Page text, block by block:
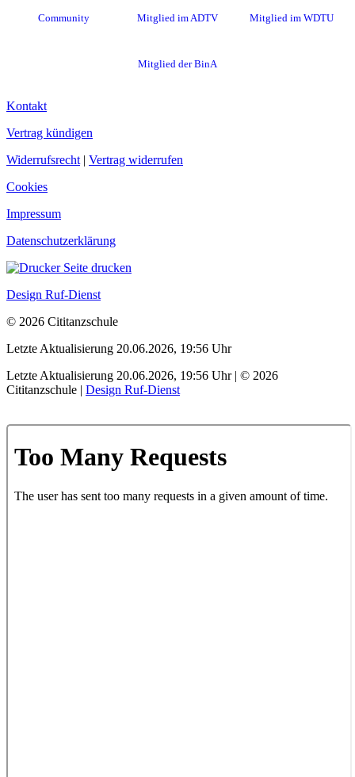
Community Mitglied im ADTV Mitglied im WDTU
Mitglied der BinA
Kontakt
Vertrag kündigen
Widerrufsrecht| Vertrag widerrufen
Cookies
Impressum
Datenschutzerklärung
Seite drucken
Design Ruf-Dienst
© 2026 Cititanzschule
Letzte Aktualisierung 20.06.2026, 19:56 Uhr
Letzte Aktualisierung 20.06.2026, 19:56 Uhr | © 2026
Cititanzschule | Design Ruf-Dienst